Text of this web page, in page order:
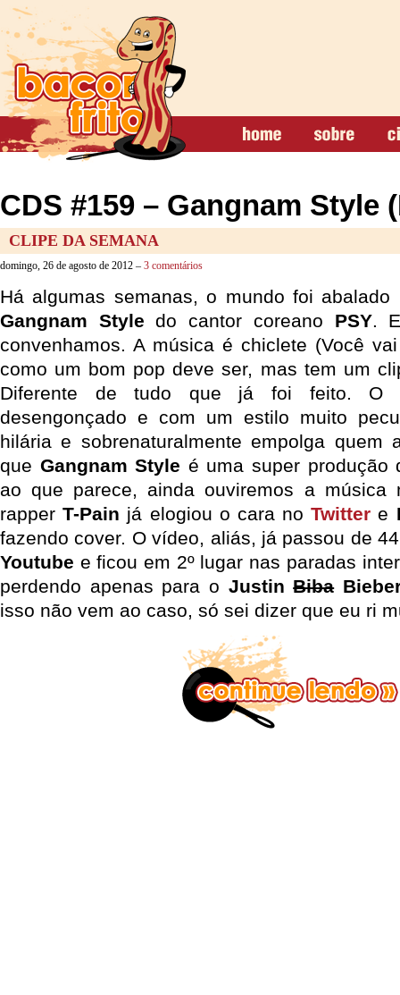
CDS #159 – Gangnam Style
CLIPE DA SEMANA
domingo, 26 de agosto de 2012 – 3 comentários
Há algumas semanas, o mundo foi
Gangnam Style do cantor coreano PSY.
convenhamos. A música é chiclete (Você
como um bom pop deve ser, mas tem um
Diferente de tudo que já foi feito. O
desengonçado e com um estilo muito
hilária e sobrenaturalmente empolga quem
que Gangnam Style é uma super produção
ao que parece, ainda ouviremos a música
rapperT-Pain já elogiou o cara noTwitter e
fazendo cover. O vídeo, aliás, já passou de
Youtube e ficou em 2º lugar nas paradas
perdendo apenas para o JustinBiba
isso não vem ao caso, só sei dizer que eu ri